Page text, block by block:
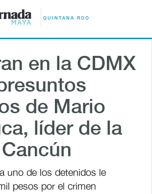
QUINTANA ROO
en la CDMX
de Mario
líder de la
uno de los detenidos le
pesos por el crimen